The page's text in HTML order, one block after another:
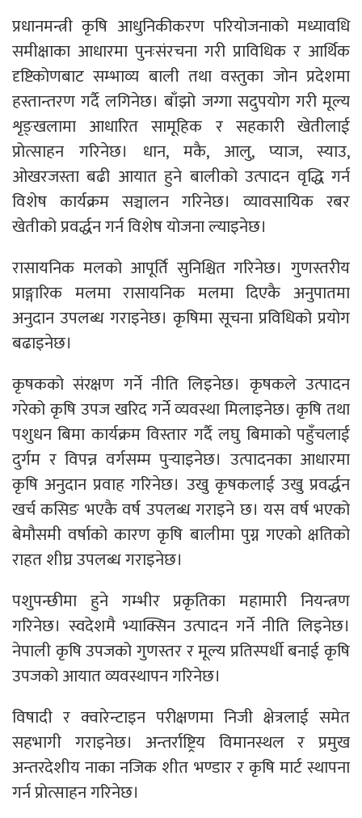
प्रधानमन्त्री कृषि आधुनिकीकरण परियोजनाको मध्यावधि
समीक्षाका आधारमा पुनःसंरचना गरी प्राविधिक र आर्थिक
दृष्टिकोणबाट सम्भाव्य बाली तथा वस्तुका जोन प्रदेशमा
हस्तान्तरण गर्दै लगिनेछ। बाँझो जग्गा सदुपयोग गरी मूल्य
शृङ्खलामा आधारित सामूहिक र सहकारी खेतीलाई
प्रोत्साहन गरिनेछ। धान, मकै, आलु, प्याज, स्याउ,
ओखरजस्ता बढी आयात हुने बालीको उत्पादन वृद्धि गर्न
विशेष कार्यक्रम सञ्चालन गरिनेछ। व्यावसायिक रबर
खेतीको प्रवर्द्धन गर्न विशेष योजना ल्याइनेछ।
रासायनिक मलको आपूर्ति सुनिश्चित गरिनेछ। गुणस्तरीय
प्राङ्गारिक मलमा रासायनिक मलमा दिएकै अनुपातमा
अनुदान उपलब्ध गराइनेछ। कृषिमा सूचना प्रविधिको प्रयोग
बढाइनेछ।
कृषकको संरक्षण गर्ने नीति लिइनेछ। कृषकले उत्पादन
गरेको कृषि उपज खरिद गर्ने व्यवस्था मिलाइनेछ। कृषि तथा
पशुधन बिमा कार्यक्रम विस्तार गर्दै लघु बिमाको पहुँचलाई
दुर्गम र विपन्न वर्गसम्म पुऱ्याइनेछ। उत्पादनका आधारमा
कृषि अनुदान प्रवाह गरिनेछ। उखु कृषकलाई उखु प्रवर्द्धन
खर्च कसिङ भएकै वर्ष उपलब्ध गराइने छ। यस वर्ष भएको
बेमौसमी वर्षाको कारण कृषि बालीमा पुग्न गएको क्षतिको
राहत शीघ्र उपलब्ध गराइनेछ।
पशुपन्छीमा हुने गम्भीर प्रकृतिका महामारी नियन्त्रण
गरिनेछ। स्वदेशमै भ्याक्सिन उत्पादन गर्ने नीति लिइनेछ।
नेपाली कृषि उपजको गुणस्तर र मूल्य प्रतिस्पर्धी बनाई कृषि
उपजको आयात व्यवस्थापन गरिनेछ।
विषादी र क्वारेन्टाइन परीक्षणमा निजी क्षेत्रलाई समेत
सहभागी गराइनेछ। अन्तर्राष्ट्रिय विमानस्थल र प्रमुख
अन्तरदेशीय नाका नजिक शीत भण्डार र कृषि मार्ट स्थापना
गर्न प्रोत्साहन गरिनेछ।